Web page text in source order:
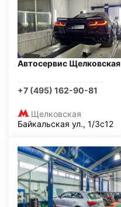
Автосервис Щелковская
+7 (495) 162-90-81
Щелковская
Байкальская ул., 1/3с12